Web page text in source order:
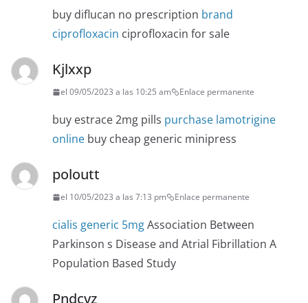
buy diflucan no prescription brand
ciprofloxacin ciprofloxacin for sale
Kjlxxp
el 09/05/2023 a las 10:25 am Enlace permanente
buy estrace 2mg pills purchase lamotrigine
online buy cheap generic minipress
poloutt
el 10/05/2023 a las 7:13 pm Enlace permanente
cialis generic 5mgAssociation Between
Parkinson s Disease and Atrial Fibrillation A
Population Based Study
Pndcvz